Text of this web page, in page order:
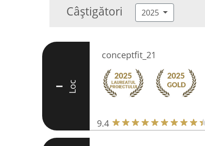
Câștigători 2025
I Loc
conceptfit_21
9.4